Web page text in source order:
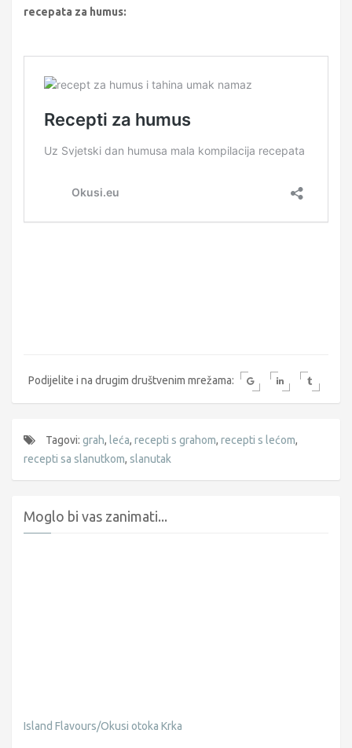
recepata za humus:
Podijelite i na drugim društvenim mrežama:
Tagovi: grah, leća, recepti s grahom, recepti s lećom,
recepti sa slanutkom, slanutak
Moglo bi vas zanimati...
Island Flavours/Okusi otoka Krka